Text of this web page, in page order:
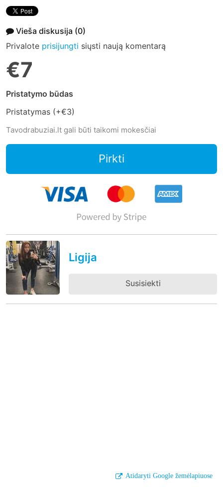
Vieša diskusija (0)
Privalote prisijungti siųsti naują komentarą
€7
Pristatymo būdas
Pristatymas (+€3)
Tavodrabuziai.lt gali būti taikomi mokesčiai
Pirkti
Ligija
Susisiekti
Atidaryti Google žemėlapiuose